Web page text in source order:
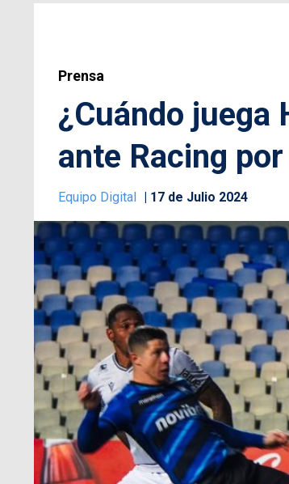
Prensa
¿Cuándo juega
ante Racing
Equipo Digital 17 de Julio 2024